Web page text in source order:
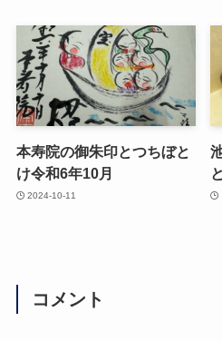
本寿院の御朱印とつちぼと
け令和6年10月
2024-10-11
コメント